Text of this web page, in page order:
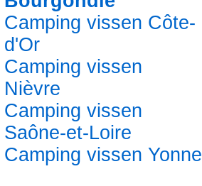
Camping vissen Côte-
d'Or
Camping vissen
Nièvre
Camping vissen
Saône-et-Loire
Camping vissen Yonne